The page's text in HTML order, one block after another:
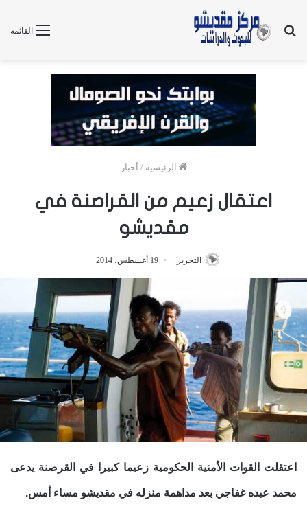
القائمة
بحث
الرئيسية / أخبار
اعتقال زعيم من القراصنة في
مقديشو
التحرير 19 أغسطس، 2014
اعتقلت القوات الأمنية الحكومية زعيما كبيرا في القرصنة يدعى
محمد عبده غفاجي بعد مداهمة منزله في مقديشو مساء أمس.